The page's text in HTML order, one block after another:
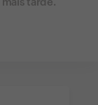
tarde.